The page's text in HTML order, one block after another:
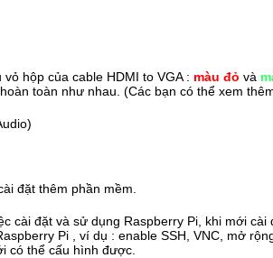
hộp của cable HDMI to VGA : màu đỏ và
toàn như nhau. (Các bạn có thể xem
đặt thêm phần mềm.
cài đặt và sử dụng Raspberry Pi, khi mới
Pi , ví dụ : enable SSH, VNC, mở
có thể cấu hình được.